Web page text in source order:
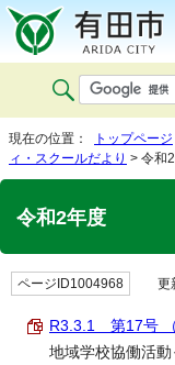
現在の位置： トップページ
ィ・スクールだより > 令和
令和2年度
ページID1004968 更
R3.3.1 第17号 （
地域学校協働活動